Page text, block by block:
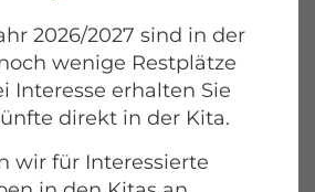
2026/2027 sind in der
wenige Restplätze
Interesse erhalten Sie
direkt in der Kita.
wir für Interessierte